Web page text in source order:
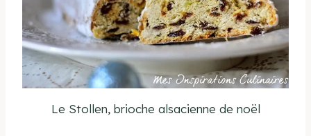
Le Stollen, brioche alsacienne de noël